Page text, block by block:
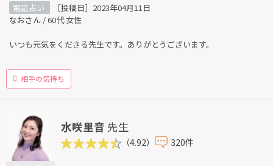
電話占い
［投稿日］2023年04月11日
なおさん / 60代 女性
いつも元気をくださる先生です。ありがとうございます。
相手の気持ち
水咲里音 先生
（4.92） 320件